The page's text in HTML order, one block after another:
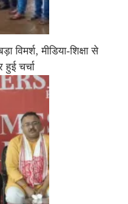
विमर्श, मीडिया-शिक्षा से
चर्चा